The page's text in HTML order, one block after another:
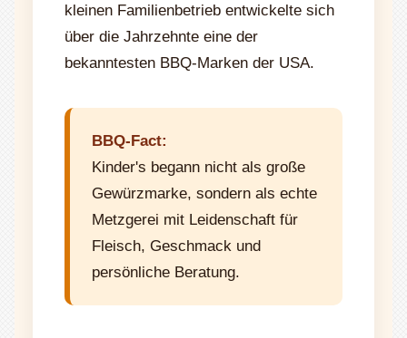
kleinen Familienbetrieb entwickelte sich
über die Jahrzehnte eine der
bekanntesten BBQ-Marken der USA.
BBQ-Fact:
Kinder's begann nicht als große
Gewürzmarke, sondern als echte
Metzgerei mit Leidenschaft für
Fleisch, Geschmack und
persönliche Beratung.